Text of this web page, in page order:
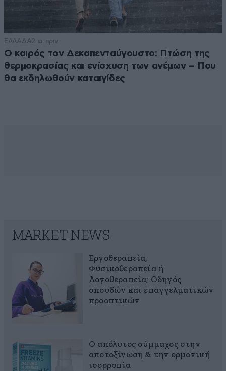
ΕΛΛΑΔΑ2 ω. πριν
Ο καιρός τον Δεκαπενταύγουστο: Πτώση της
θερμοκρασίας και ενίσχυση των ανέμων – Που
θα εκδηλωθούν καταιγίδες
MARKET NEWS
Εργοθεραπεία,
Φυσικοθεραπεία ή
Λογοθεραπεία; Οδηγός
σπουδών και επαγγελματικών
προοπτικών
Ο απόλυτος σύμμαχος στην
αποτοξίνωση & την ορμονική
ισορροπία